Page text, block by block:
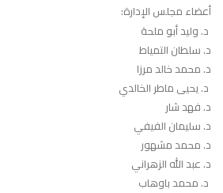
أعضاء مجلس الإدارة:
د. وليد أبو ملحة
د. سلطان التمياط
د. محمد خالد مرزا
د. يحيى ماطر الخالدي
د. فهد شار
د. سليمان الفيفي
د. محمد مشهور
د. عبد الله الزهراني
د. محمد باوهاب